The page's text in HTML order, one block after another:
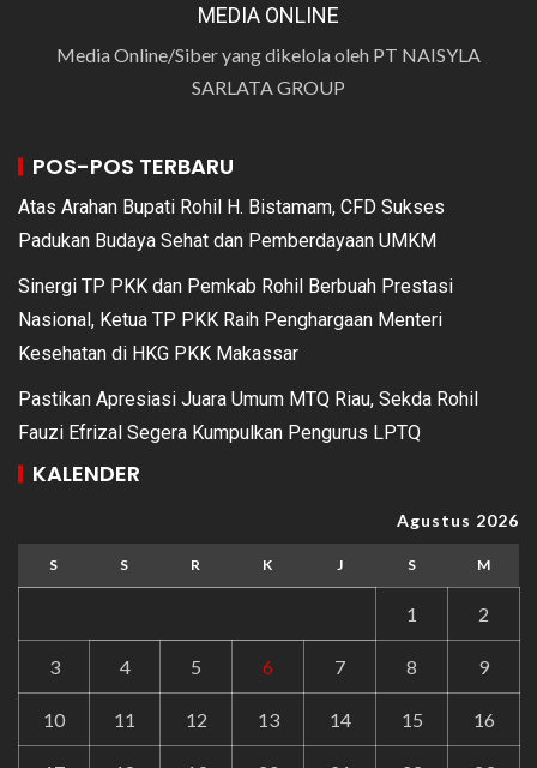
MEDIA ONLINE
Media Online/Siber yang dikelola oleh PT NAISYLA
SARLATA GROUP
POS-POS TERBARU
Atas Arahan Bupati Rohil H. Bistamam, CFD Sukses
Padukan Budaya Sehat dan Pemberdayaan UMKM
Sinergi TP PKK dan Pemkab Rohil Berbuah Prestasi
Nasional, Ketua TP PKK Raih Penghargaan Menteri
Kesehatan di HKG PKK Makassar
Pastikan Apresiasi Juara Umum MTQ Riau, Sekda Rohil
Fauzi Efrizal Segera Kumpulkan Pengurus LPTQ
KALENDER
Agustus 2026
S S R K J S M
1 2
3 4 5 6 7 8 9
10 11 12 13 14 15 16